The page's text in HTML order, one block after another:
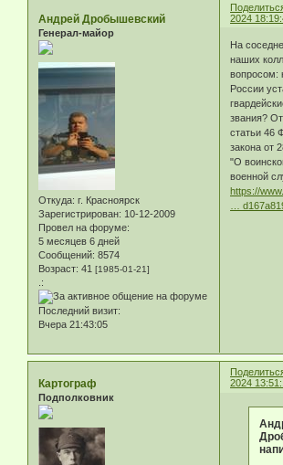
2024
Андрей Дробышевский
Генерал-майор
Откуда: г. Красноярск
Зарегистрирован: 10-12-2009
Провел на форуме:
5 месяцев 6 дней
Сообщений: 8574
Возраст: 41 [1985-01-21]
.:
Последний визит:
Вчера 21:43:05
На
наших
вопросом:
России
звания?
статьи 46
закона от
"О
военной
https://
…
2024
Картограф
Подполковник